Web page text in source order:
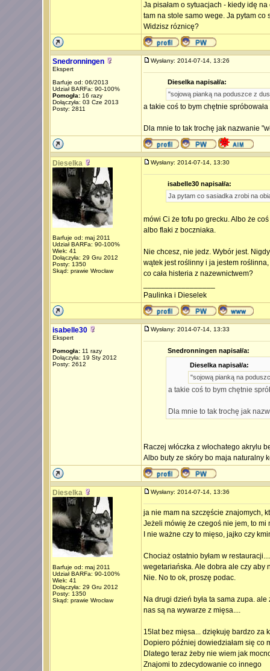
Ja pisałam o sytuacjach - kiedy idę
tam na stole samo wege. Ja pytam co
Widzisz róznicę?
Snedronningen
Ekspert
Barfuje od: 06/2013
Udział BARFa: 90-100%
Pomogła:16 razy
Dołączyła: 03 Cze 2013
Posty: 2811
Wysłany: 2014-07-14, 13:26
Dieselka napisał/a:
"sojową pianką na poduszce z
a takie coś to bym chętnie spróbowała
Dla mnie to tak trochę jak nazwanie
Dieselka
Barfuje od: maj 2011
Udział BARFa: 90-100%
Wiek: 41
Dołączyła: 29 Gru 2012
Posty: 1350
Skąd: prawie Wrocław
Wysłany: 2014-07-14, 13:30
isabelle30 napisał/a:
Ja pytam co sasiadka zrobi na
mówi Ci że tofu po grecku. Albo że
albo flaki z boczniaka.
Nie chcesz, nie jedz. Wybór jest.
wątek jest roślinny i ja jestem
co cała histeria z nazewnictwem?
Paulinka i Dieselek
isabelle30
Ekspert
Pomogła:11 razy
Dołączyła: 19 Sty 2012
Posty: 2612
Wysłany: 2014-07-14, 13:33
Snedronningen napisał/a:
Dieselka napisał/a:
"sojową pianką na
a takie coś to bym chętnie
Dla mnie to tak trochę jak
Raczej włóczka z włochatego akrylu
Albo buty ze skóry bo maja naturalny
Dieselka
Barfuje od: maj 2011
Udział BARFa: 90-100%
Wiek: 41
Dołączyła: 29 Gru 2012
Posty: 1350
Skąd: prawie Wrocław
Wysłany: 2014-07-14, 13:36
ja nie mam na szczęście znajomych,
Jeżeli mówię że czegoś nie jem, to mi
I nie ważne czy to mięso, jajko czy
Chociaż ostatnio byłam w
wegetariańska. Ale dobra ale czy aby
Nie. No to ok, proszę podac.
Na drugi dzień była ta sama zupa.
nas są na wywarze z mięsa....
15lat bez mięsa... dziękuję bardzo za
Dopiero później dowiedziałam się co
Dlatego teraz żeby nie wiem jak
Znajomi to zdecydowanie co innego